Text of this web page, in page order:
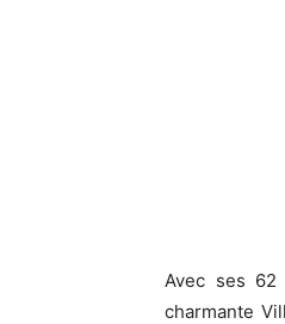
Avec ses 62
charmante